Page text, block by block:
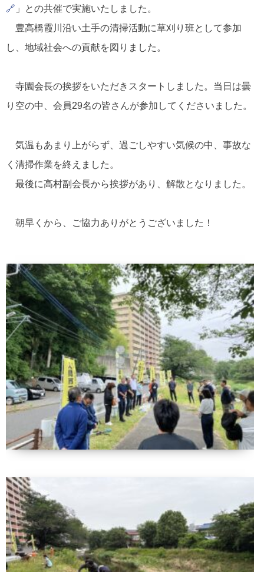
🔗 」との共催で実施いたしました。
豊高橋霞川沿い土手の清掃活動に草刈り班として参加
し、地域社会への貢献を図りました。
寺園会長の挨拶をいただきスタートしました。当日は曇
り空の中、会員29名の皆さんが参加してくださいました。
気温もあまり上がらず、過ごしやすい気候の中、事故な
く清掃作業を終えました。
最後に高村副会長から挨拶があり、解散となりました。
朝早くから、ご協力ありがとうございました！